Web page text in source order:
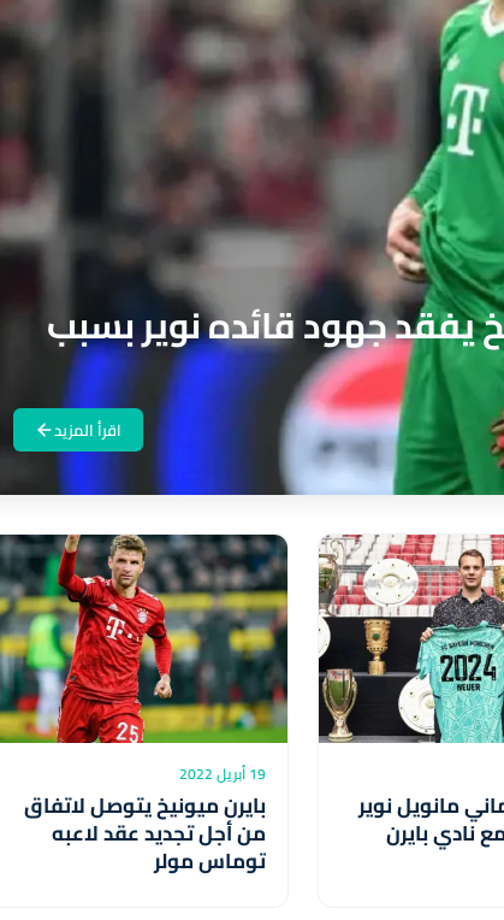
يفقد جهود قائده نوير بسبب
اقرأ المزيد
مانويل نوير
نادي بايرن
19 أبريل 2022
بايرن ميونيخ يتوصل لاتفاق
من أجل تجديد عقد لاعبه
توماس مولر